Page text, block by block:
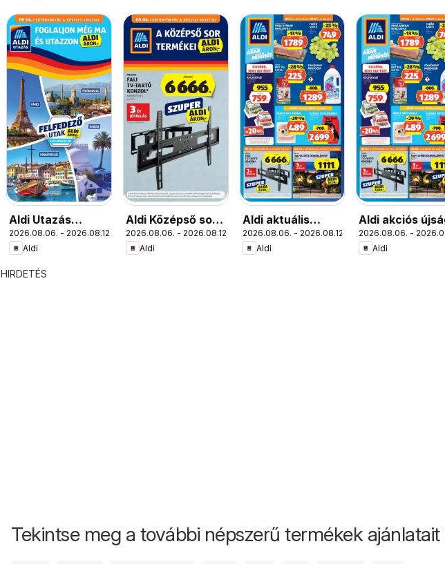
Aldi Utazás
katalógus
2026.08.06. - 2026.08.12.
Aldi
Aldi Középső sor
termékei
2026.08.06. - 2026.08.12.
Aldi
Aldi aktuális
akciós újság
2026.08.06. - 2026.08.12.
Aldi
Aldi akciós
2026.08.06. -
Aldi
HIRDETÉS
Tekintse meg a további népszerű termékek ajánlatait